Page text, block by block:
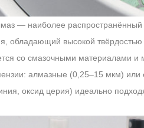
— наиболее
обладающий высокой
со смазочными материалами и
алмазные (0,25–15 мкм)
оксид церия) идеально